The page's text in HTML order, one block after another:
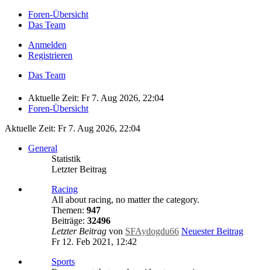
Foren-Übersicht
Das Team
Anmelden
Registrieren
Das Team
Aktuelle Zeit: Fr 7. Aug 2026, 22:04
Foren-Übersicht
Aktuelle Zeit: Fr 7. Aug 2026, 22:04
General
Statistik
Letzter Beitrag
Racing
All about racing, no matter the category.
Themen: 947
Beiträge: 32496
Letzter Beitrag von SFAydogdu66 Neuester Beitrag
Fr 12. Feb 2021, 12:42
Sports